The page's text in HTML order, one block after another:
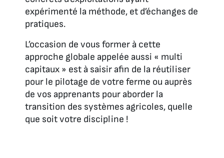
expérimenté la méthode, et d’échanges de
pratiques.
L’occasion de vous former à cette
approche globale appelée aussi « multi
capitaux » est à saisir afin de la réutiliser
pour le pilotage de votre ferme ou auprès
de vos apprenants pour aborder la
transition des systèmes agricoles, quelle
que soit votre discipline !